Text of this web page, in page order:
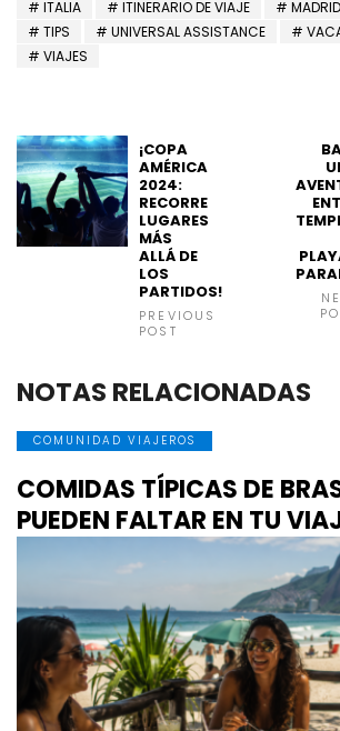
ITALIA ITINERARIO DE VIAJE MADRID
TIPS
UNIVERSAL ASSISTANCE
VIAJES
¡COPA
AMÉRICA
2024:
RECORRE
LUGARES
MÁS
ALLÁ DE
LOS
PARTIDOS!
PREVIOUS
POST
NOTAS RELACIONADAS
COMUNIDAD VIAJEROS
COMIDAS TÍPICAS DE
PUEDEN FALTAR EN TU